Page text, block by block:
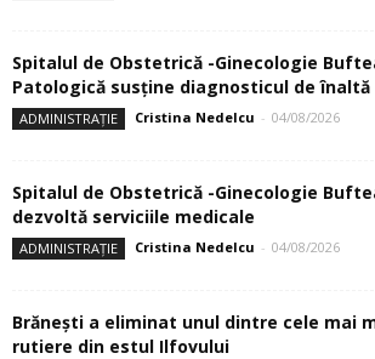
Spitalul de Obstetrică -Ginecologie
Patologică susţine diagnosticul de înaltă
ADMINISTRAȚIE Cristina Nedelcu - 04/08/2026
Spitalul de Obstetrică -Ginecologie
dezvoltă serviciile medicale
ADMINISTRAȚIE Cristina Nedelcu - 04/08/2026
Brănești a eliminat unul dintre cele mai
rutiere din estul Ilfovului